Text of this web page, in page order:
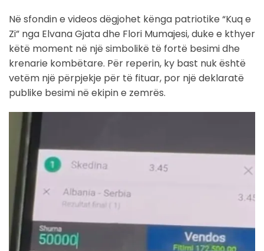
Në sfondin e videos dëgjohet kënga patriotike “Kuq e
Zi” nga Elvana Gjata dhe Flori Mumajesi, duke e kthyer
këtë moment në një simbolikë të fortë besimi dhe
krenarie kombëtare. Për reperin, ky bast nuk është
vetëm një përpjekje për të fituar, por një deklaratë
publike besimi në ekipin e zemrës.